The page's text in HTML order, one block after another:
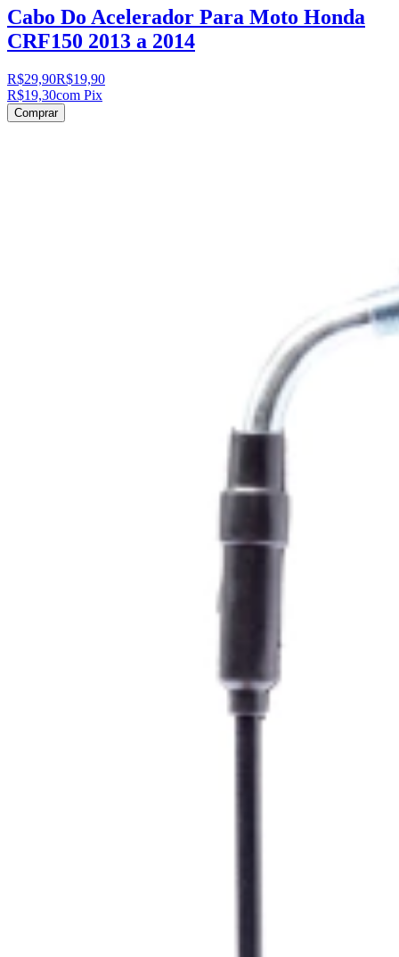
Cabo Do Acelerador Para Moto Honda
CRF150 2013 a 2014
R$29,90R$19,90
R$19,30com Pix
Comprar